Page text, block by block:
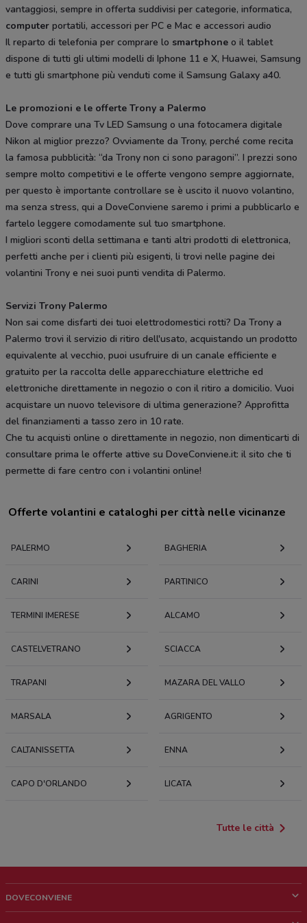
vantaggiosi, sempre in offerta suddivisi per categorie, informatica,
computer portatili, accessori per PC e Mac e accessori audio
Il reparto di telefonia per comprare lo smartphone o il tablet
dispone di tutti gli ultimi modelli di Iphone 11 e X, Huawei, Samsung
e tutti gli smartphone più venduti come il Samsung Galaxy a40.
Le promozioni e le offerte Trony a Palermo
Dove comprare una Tv LED Samsung o una fotocamera digitale
Nikon al miglior prezzo? Ovviamente da Trony, perché come recita
la famosa pubblicità: “da Trony non ci sono paragoni”. I prezzi sono
sempre molto competitivi e le offerte vengono sempre aggiornate,
per questo è importante controllare se è uscito il nuovo volantino,
ma senza stress, qui a DoveConviene saremo i primi a pubblicarlo e
fartelo leggere comodamente sul tuo smartphone.
I migliori sconti della settimana e tanti altri prodotti di elettronica,
perfetti anche per i clienti più esigenti, li trovi nelle pagine dei
volantini Trony e nei suoi punti vendita di Palermo.
Servizi Trony Palermo
Non sai come disfarti dei tuoi elettrodomestici rotti? Da Trony a
Palermo trovi il servizio di ritiro dell'usato, acquistando un prodotto
equivalente al vecchio, puoi usufruire di un canale efficiente e
gratuito per la raccolta delle apparecchiature elettriche ed
elettroniche direttamente in negozio o con il ritiro a domicilio. Vuoi
acquistare un nuovo televisore di ultima generazione? Approfitta
del finanziamenti a tasso zero in 10 rate.
Che tu acquisti online o direttamente in negozio, non dimenticarti di
consultare prima le offerte attive su DoveConviene.it: il sito che ti
permette di fare centro con i volantini online!
Offerte volantini e cataloghi per città nelle vicinanze
PALERMO BAGHERIA
CARINI PARTINICO
TERMINI IMERESE ALCAMO
CASTELVETRANO SCIACCA
TRAPANI MAZARA DEL VALLO
MARSALA AGRIGENTO
CALTANISSETTA ENNA
CAPO D'ORLANDO LICATA
Tutte le città
DOVECONVIENE